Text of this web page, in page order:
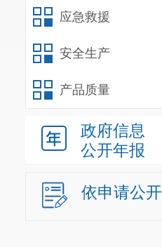
应急救援
安全生产
产品质量
政府信息
公开年报
依申请公开